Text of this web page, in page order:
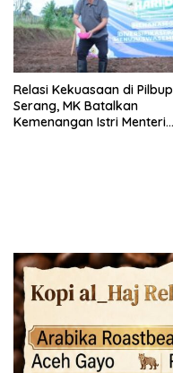
Relasi Kekuasaan di Pilbup
Serang, MK Batalkan
Kemenangan Istri Menteri